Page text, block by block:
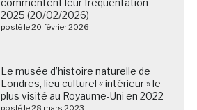
2025 (20/02/2026)
posté le 20 février 2026
Le musée d’histoire naturelle de
Londres, lieu culturel « intérieur » le
plus visité au Royaume-Uni en 2022
posté le 28 mars 2023